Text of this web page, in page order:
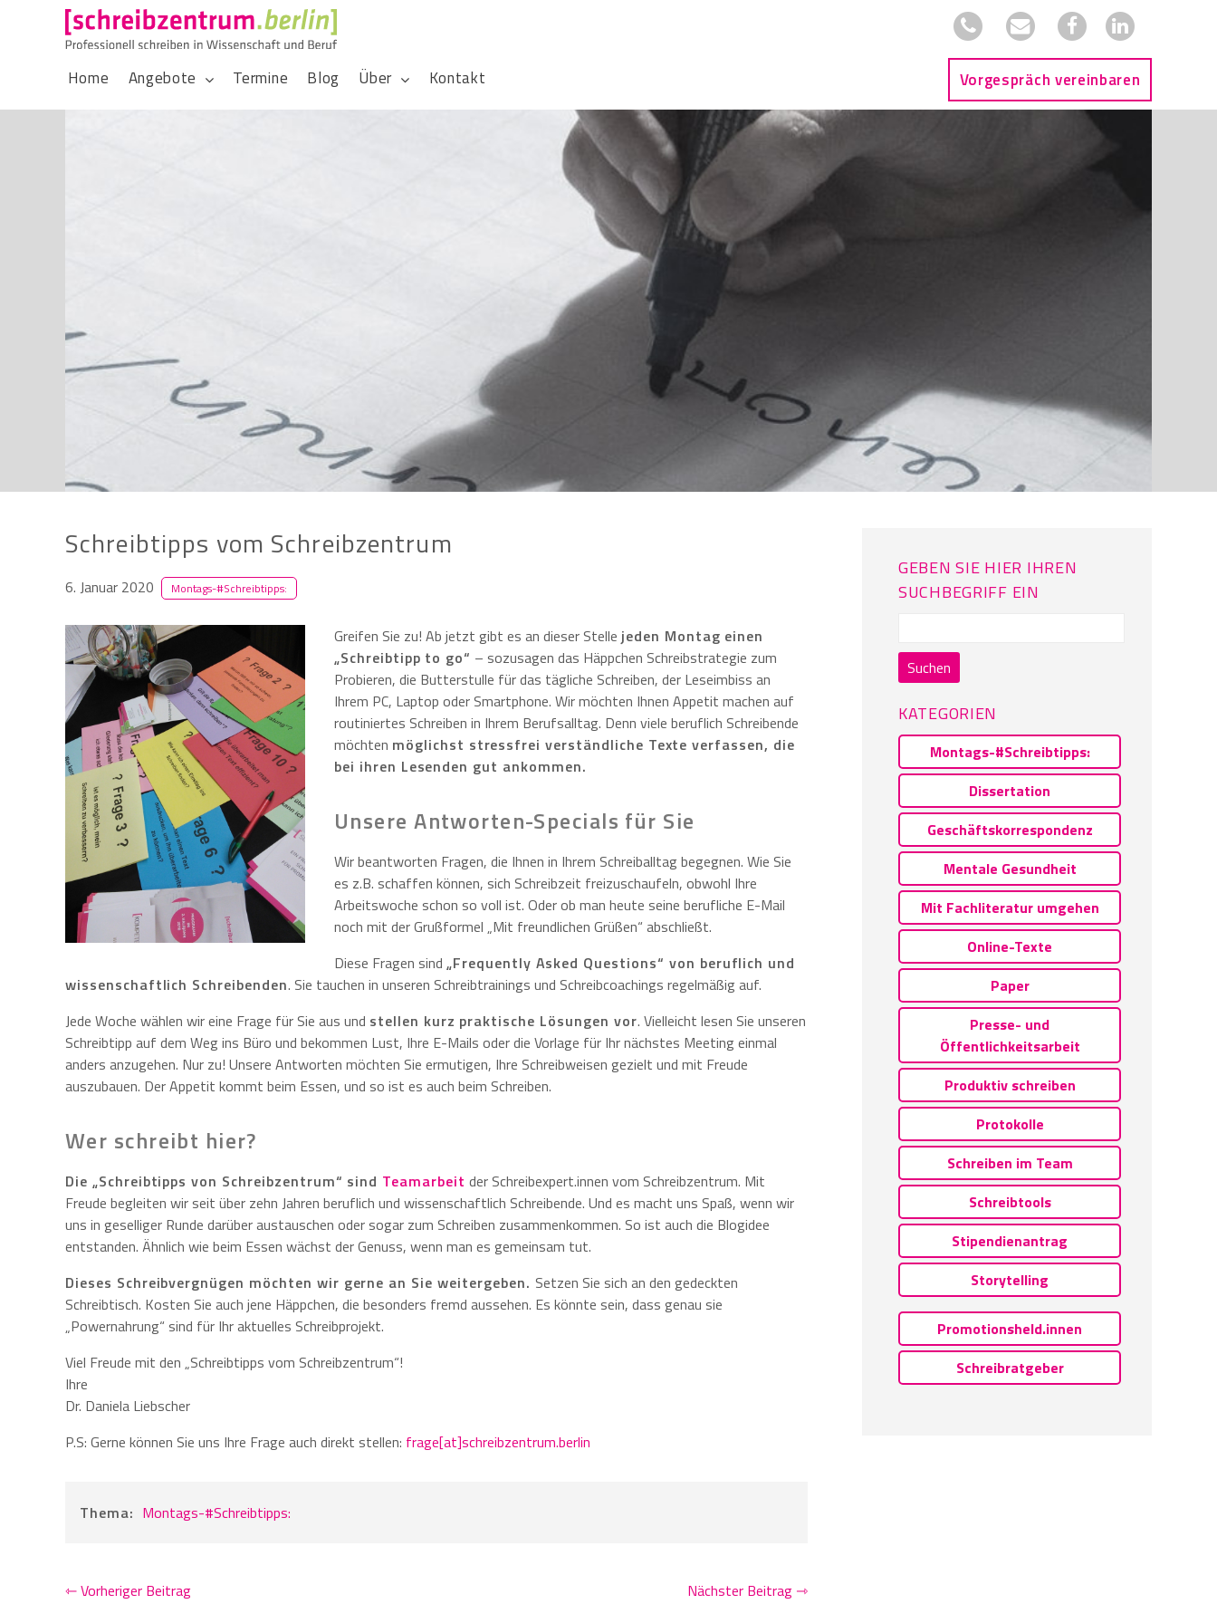
Home Angebote Termine Blog Über Kontakt Vorgespräch vereinbaren
Schreibtipps vom Schreibzentrum
6. Januar 2020 Montags-#Schreibtipps:
Greifen Sie zu! Ab jetzt gibt es an dieser Stelle jeden Montag einen
„Schreibtipp to go“ – sozusagen das Häppchen Schreibstrategie zum
Probieren, die Butterstulle für das tägliche Schreiben, der Leseimbiss an
Ihrem PC, Laptop oder Smartphone. Wir möchten Ihnen Appetit machen auf
routiniertes Schreiben in Ihrem Berufsalltag. Denn viele beruflich Schreibende
möchten möglichst stressfrei verständliche Texte verfassen, die
bei ihren Lesenden gut ankommen.
Unsere Antworten-Specials für Sie
Wir beantworten Fragen, die Ihnen in Ihrem Schreiballtag begegnen. Wie Sie
es z.B. schaffen können, sich Schreibzeit freizuschaufeln, obwohl Ihre
Arbeitswoche schon so voll ist. Oder ob man heute seine berufliche E-Mail
noch mit der Grußformel „Mit freundlichen Grüßen“ abschließt.
Diese Fragen sind „Frequently Asked Questions“ von beruflich und
wissenschaftlich Schreibenden. Sie tauchen in unseren Schreibtrainings und Schreibcoachings regelmäßig auf.
Jede Woche wählen wir eine Frage für Sie aus und stellen kurz praktische Lösungen vor. Vielleicht lesen Sie unseren
Schreibtipp auf dem Weg ins Büro und bekommen Lust, Ihre E-Mails oder die Vorlage für Ihr nächstes Meeting einmal
anders anzugehen. Nur zu! Unsere Antworten möchten Sie ermutigen, Ihre Schreibweisen gezielt und mit Freude
auszubauen. Der Appetit kommt beim Essen, und so ist es auch beim Schreiben.
Wer schreibt hier?
Die „Schreibtipps von Schreibzentrum“ sind Teamarbeit der Schreibexpert.innen vom Schreibzentrum. Mit
Freude begleiten wir seit über zehn Jahren beruflich und wissenschaftlich Schreibende. Und es macht uns Spaß, wenn wir
uns in geselliger Runde darüber austauschen oder sogar zum Schreiben zusammenkommen. So ist auch die Blogidee
entstanden. Ähnlich wie beim Essen wächst der Genuss, wenn man es gemeinsam tut.
Dieses Schreibvergnügen möchten wir gerne an Sie weitergeben. Setzen Sie sich an den gedeckten
Schreibtisch. Kosten Sie auch jene Häppchen, die besonders fremd aussehen. Es könnte sein, dass genau sie
„Powernahrung“ sind für Ihr aktuelles Schreibprojekt.
Viel Freude mit den „Schreibtipps vom Schreibzentrum“!
Ihre
Dr. Daniela Liebscher
P.S: Gerne können Sie uns Ihre Frage auch direkt stellen: frage[at]schreibzentrum.berlin
Thema: Montags-#Schreibtipps:
⇽ Vorheriger Beitrag Nächster Beitrag ⇾
GEBEN SIE HIER IHREN
SUCHBEGRIFF EIN
KATEGORIEN
Montags-#Schreibtipps:
Dissertation
Geschäftskorrespondenz
Mentale Gesundheit
Mit Fachliteratur umgehen
Online-Texte
Paper
Presse- und
Öffentlichkeitsarbeit
Produktiv schreiben
Protokolle
Schreiben im Team
Schreibtools
Stipendienantrag
Storytelling
Promotionsheld.innen
Schreibratgeber